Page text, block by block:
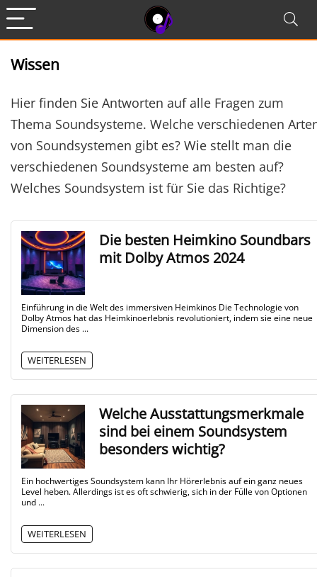
Wissen
Hier finden Sie Antworten auf alle Fragen zum
Thema Soundsysteme. Welche verschiedenen
von Soundsystemen gibt es? Wie stellt man die
verschiedenen Soundsysteme am besten auf?
Welches Soundsystem ist für Sie das Richtige?
Die besten Heimkino Soundbars
mit Dolby Atmos 2024
Einführung in die Welt des immersiven Heimkinos Die Technologie von
Dolby Atmos hat das Heimkinoerlebnis revolutioniert, indem sie eine neue
Dimension des ...
WEITERLESEN
Welche Ausstattungsmerkmale
sind bei einem Soundsystem
besonders wichtig?
Ein hochwertiges Soundsystem kann Ihr Hörerlebnis auf ein ganz neues
Level heben. Allerdings ist es oft schwierig, sich in der Fülle von Optionen
und ...
WEITERLESEN